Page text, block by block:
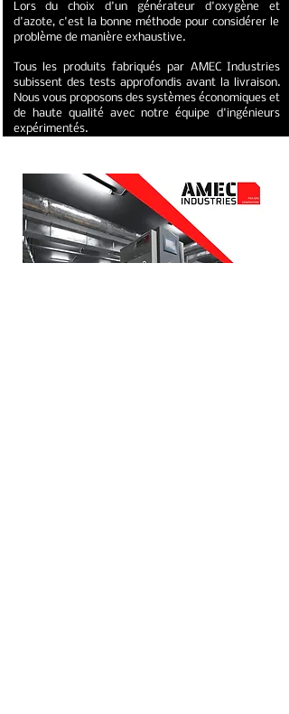
Lors du choix d'un générateur d'oxygène et
d'azote, c'est la bonne méthode pour considérer le
problème de manière exhaustive.
Tous les produits fabriqués par AMEC Industries
subissent des tests approfondis avant la livraison.
Nous vous proposons des systèmes économiques et
de haute qualité avec notre équipe d'ingénieurs
expérimentés.